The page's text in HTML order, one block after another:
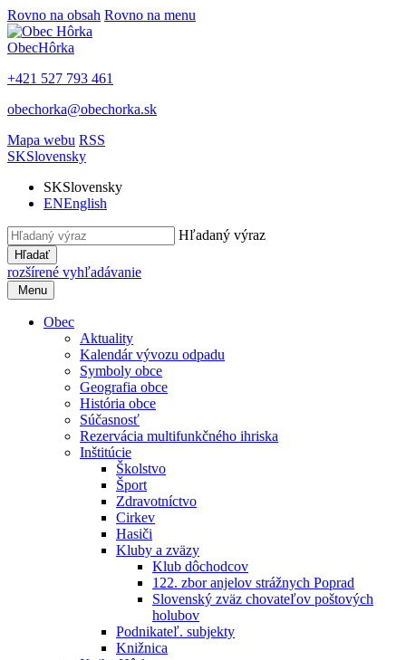
Rovno na obsah Rovno na menu
ObecHôrka
+421 527 793 461
obechorka@obechorka.sk
Mapa webu RSS
SKSlovensky
SKSlovensky
ENEnglish
Hľadaný výraz
Hľadať
rozšírené vyhľadávanie
Menu
Obec
Aktuality
Kalendár vývozu odpadu
Symboly obce
Geografia obce
História obce
Súčasnosť
Rezervácia multifunkčného ihriska
Inštitúcie
Školstvo
Šport
Zdravotníctvo
Cirkev
Hasiči
Kluby a zväzy
Klub dôchodcov
122. zbor anjelov strážnych Poprad
Slovenský zväz chovateľov poštových
holubov
Podnikateľ. subjekty
Knižnica